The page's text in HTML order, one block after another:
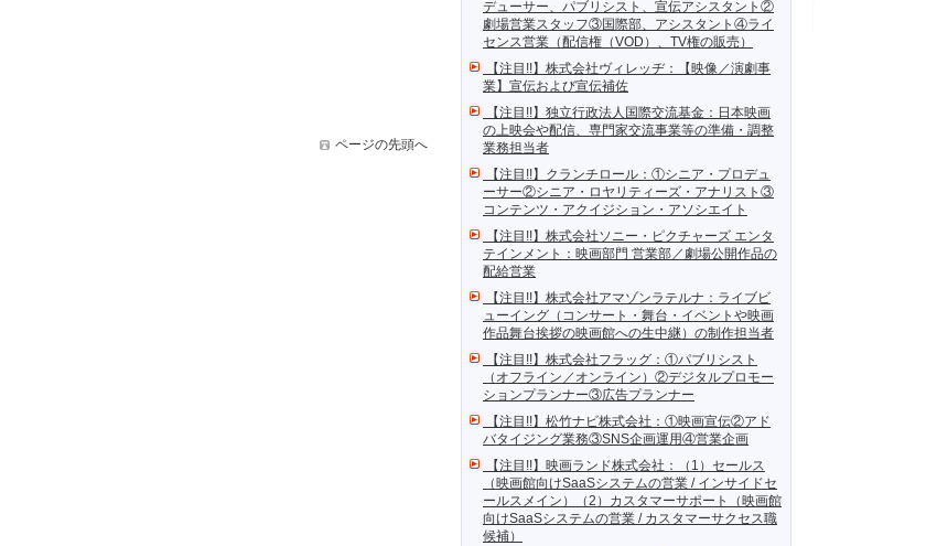
デューサー、パブリシスト、宣伝アシスタント②
劇場営業スタッフ③国際部、アシスタント④ライ
センス営業（配信権（VOD）、TV権の販売）
【注目!!】株式会社ヴィレッヂ：【映像／演劇事
業】宣伝および宣伝補佐
【注目!!】独立行政法人国際交流基金：日本映画
の上映会や配信、専門家交流事業等の準備・調整
業務担当者
【注目!!】クランチロール：①シニア・プロデュ
ーサー②シニア・ロヤリティーズ・アナリスト③
コンテンツ・アクイジション・アソシエイト
【注目!!】株式会社ソニー・ピクチャーズ エンタ
テインメント：映画部門 営業部／劇場公開作品の
配給営業
【注目!!】株式会社アマゾンラテルナ：ライブビ
ューイング（コンサート・舞台・イベントや映画
作品舞台挨拶の映画館への生中継）の制作担当者
【注目!!】株式会社フラッグ：①パブリシスト
（オフライン／オンライン）②デジタルプロモー
ションプランナー③広告プランナー
【注目!!】松竹ナビ株式会社：①映画宣伝②アド
バタイジング業務③SNS企画運用④営業企画
【注目!!】映画ランド株式会社：（1）セールス
（映画館向けSaaSシステムの営業 / インサイドセ
ールスメイン）（2）カスタマーサポート（映画館
向けSaaSシステムの営業 / カスタマーサクセス職
候補）
ページの先頭へ